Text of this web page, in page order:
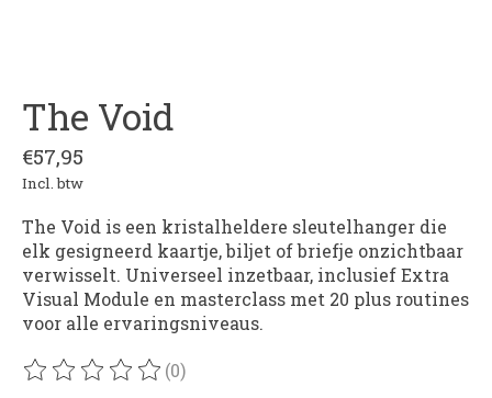
The Void
€57,95
Incl. btw
The Void is een kristalheldere sleutelhanger die
elk gesigneerd kaartje, biljet of briefje onzichtbaar
verwisselt. Universeel inzetbaar, inclusief Extra
Visual Module en masterclass met 20 plus routines
voor alle ervaringsniveaus.
De beoordeling van dit product is
(0)